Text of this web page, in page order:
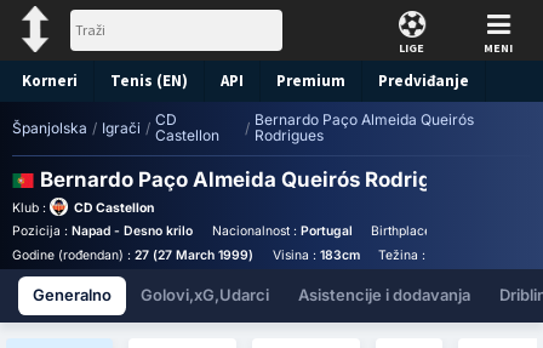
LIGE MENI
Korneri Tenis (EN) API Premium Predviđanje
Španjolska / Igrači / CD
Castellon
/ Bernardo Paço Almeida Queirós
Rodrigues
Bernardo Paço Almeida Queirós Rodrigues
Klub :
CD Castellon
Pozicija : Napad - Desno krilo Nacionalnost : Portugal Birthplace :
Godine (rođendan) : 27 (27 March 1999) Visina : 183cm Težina :
Generalno Golovi,xG,Udarci Asistencije i dodavanja